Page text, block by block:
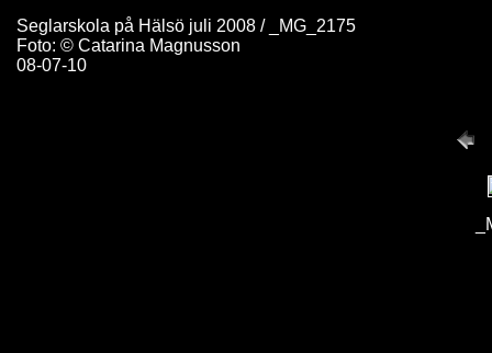
Seglarskola på Hälsö juli 2008 / _MG_2175
Foto: © Catarina Magnusson
08-07-10